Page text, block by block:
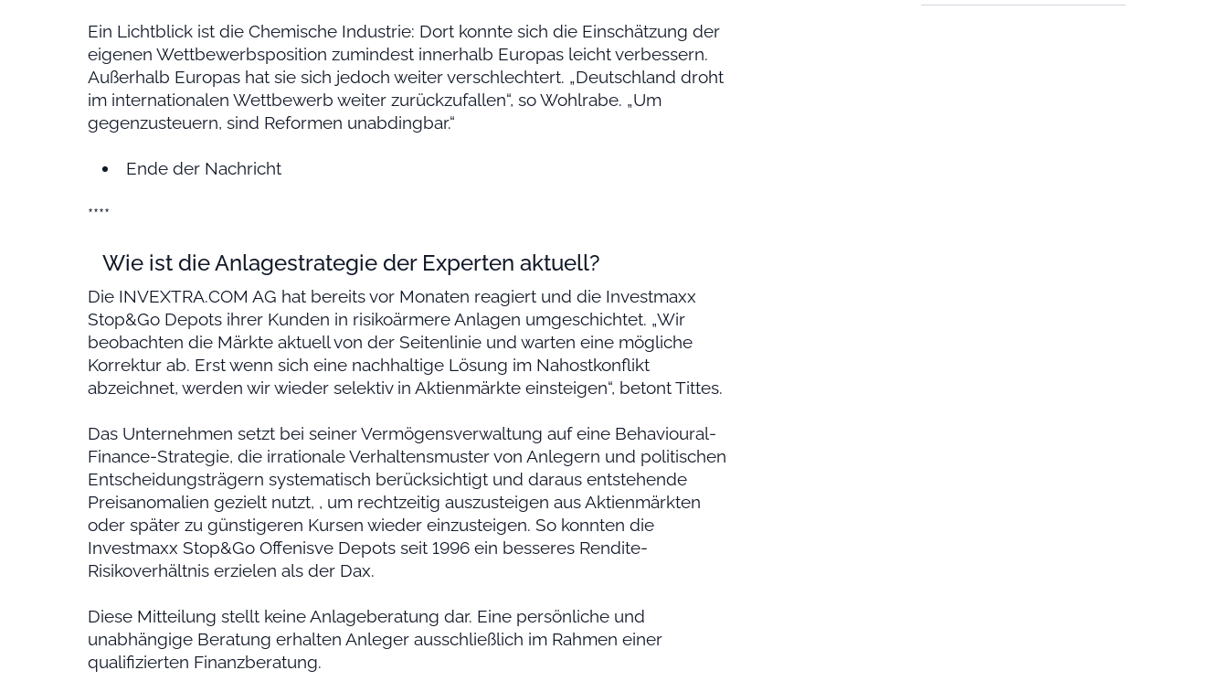
Ein Lichtblick ist die Chemische Industrie: Dort konnte sich die Einschätzung der
eigenen Wettbewerbsposition zumindest innerhalb Europas leicht verbessern.
Außerhalb Europas hat sie sich jedoch weiter verschlechtert. „Deutschland droht
im internationalen Wettbewerb weiter zurückzufallen“, so Wohlrabe. „Um
gegenzusteuern, sind Reformen unabdingbar.“
Ende der Nachricht
****
Wie ist die Anlagestrategie der Experten aktuell?
Die INVEXTRA.COM AG hat bereits vor Monaten reagiert und die Investmaxx
Stop&Go Depots ihrer Kunden in risikoärmere Anlagen umgeschichtet. „Wir
beobachten die Märkte aktuell von der Seitenlinie und warten eine mögliche
Korrektur ab. Erst wenn sich eine nachhaltige Lösung im Nahostkonflikt
abzeichnet, werden wir wieder selektiv in Aktienmärkte einsteigen“, betont Tittes.
Das Unternehmen setzt bei seiner Vermögensverwaltung auf eine Behavioural-
Finance-Strategie, die irrationale Verhaltensmuster von Anlegern und politischen
Entscheidungsträgern systematisch berücksichtigt und daraus entstehende
Preisanomalien gezielt nutzt, , um rechtzeitig auszusteigen aus Aktienmärkten
oder später zu günstigeren Kursen wieder einzusteigen. So konnten die
Investmaxx Stop&Go Offenisve Depots seit 1996 ein besseres Rendite-
Risikoverhältnis erzielen als der Dax.
Diese Mitteilung stellt keine Anlageberatung dar. Eine persönliche und
unabhängige Beratung erhalten Anleger ausschließlich im Rahmen einer
qualifizierten Finanzberatung.